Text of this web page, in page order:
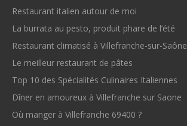
Restaurant italien autour de moi
La burrata au pesto, produit phare de l’été
Restaurant climatisé à Villefranche-sur-Saône
Le meilleur restaurant de pâtes
Top 10 des Spécialités Culinaires Italiennes
Dîner en amoureux à Villefranche sur Saone
Où manger à Villefranche 69400 ?